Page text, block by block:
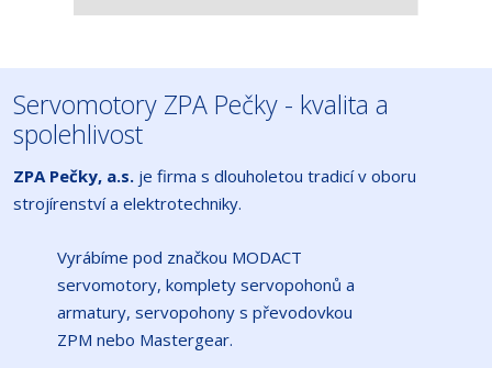
Servomotory ZPA Pečky - kvalita a
spolehlivost
ZPA Pečky, a.s. je firma s dlouholetou tradicí v oboru
strojírenství a elektrotechniky.
Vyrábíme pod značkou MODACT
servomotory, komplety servopohonů a
armatury, servopohony s převodovkou
ZPM nebo Mastergear.